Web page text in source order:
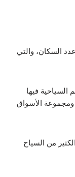
السكان، والتي
السياحية فيها
ومجموعة الأسواق
من السياح